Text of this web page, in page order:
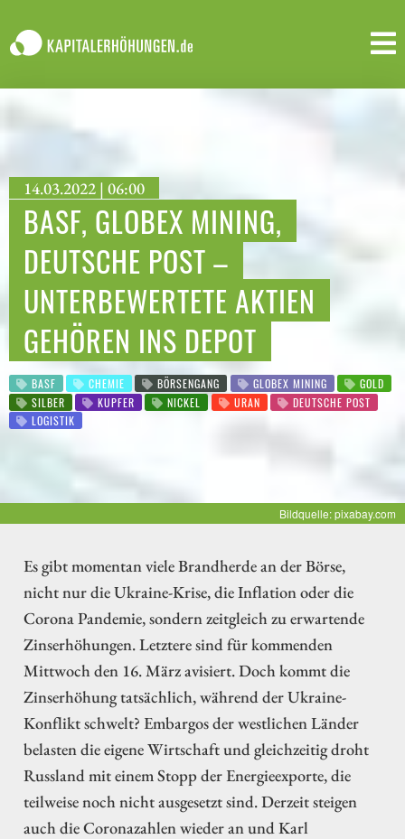
14.03.2022 | 06:00
BASF, GLOBEX MINING,
DEUTSCHE POST –
UNTERBEWERTETE AKTIEN
GEHÖREN INS DEPOT
BASF CHEMIE BÖRSENGANG GLOBEX MINING
GOLD
SILBER
KUPFER NICKEL URAN
DEUTSCHE POST
LOGISTIK
Bildquelle: pixabay.com
Es gibt momentan viele Brandherde an der Börse,
nicht nur die Ukraine-Krise, die Inflation oder die
Corona Pandemie, sondern zeitgleich zu erwartende
Zinserhöhungen. Letztere sind für kommenden
Mittwoch den 16. März avisiert. Doch kommt die
Zinserhöhung tatsächlich, während der Ukraine-
Konflikt schwelt? Embargos der westlichen Länder
belasten die eigene Wirtschaft und gleichzeitig droht
Russland mit einem Stopp der Energieexporte, die
teilweise noch nicht ausgesetzt sind. Derzeit steigen
auch die Coronazahlen wieder an und Karl